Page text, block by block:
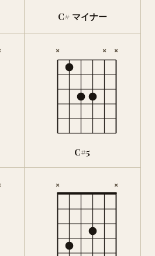
C# マイナー
× × ×
C#5
× ×